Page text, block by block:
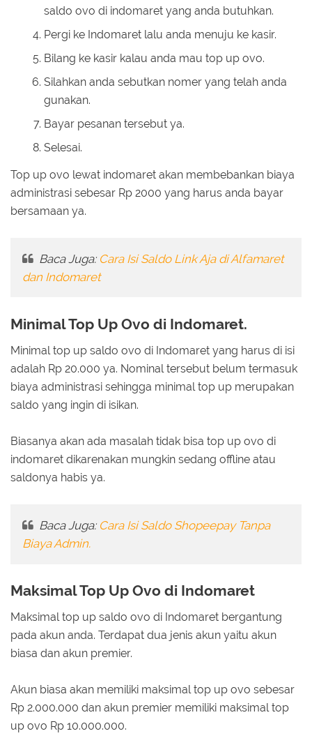
saldo ovo di indomaret yang anda butuhkan.
Pergi ke Indomaret lalu anda menuju ke kasir.
Bilang ke kasir kalau anda mau top up ovo.
Silahkan anda sebutkan nomer yang telah anda
gunakan.
Bayar pesanan tersebut ya.
Selesai.
Top up ovo lewat indomaret akan membebankan biaya
administrasi sebesar Rp 2000 yang harus anda bayar
bersamaan ya.
Baca Juga: Cara Isi Saldo Link Aja di Alfamaret
dan Indomaret
Minimal Top Up Ovo di Indomaret.
Minimal top up saldo ovo di Indomaret yang harus di isi
adalah Rp 20.000 ya. Nominal tersebut belum termasuk
biaya administrasi sehingga minimal top up merupakan
saldo yang ingin di isikan.
Biasanya akan ada masalah tidak bisa top up ovo di
indomaret dikarenakan mungkin sedang offline atau
saldonya habis ya.
Baca Juga: Cara Isi Saldo Shopeepay Tanpa
Biaya Admin.
Maksimal Top Up Ovo di Indomaret
Maksimal top up saldo ovo di Indomaret bergantung
pada akun anda. Terdapat dua jenis akun yaitu akun
biasa dan akun premier.
Akun biasa akan memiliki maksimal top up ovo sebesar
Rp 2.000.000 dan akun premier memiliki maksimal top
up ovo Rp 10.000.000.